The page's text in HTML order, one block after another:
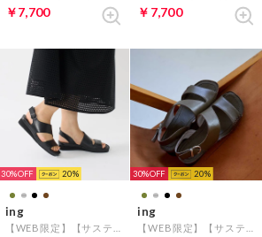
￥7,700 ￥7,700
30% 20
ing
30% 20
ing